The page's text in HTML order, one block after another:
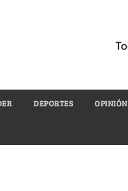
DEPORTES OPINIÓN